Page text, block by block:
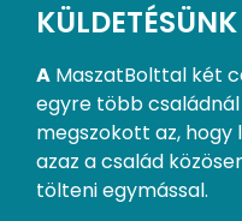
KÜLDETÉSÜNK
A MaszatBolttal két
egyre több
megszokott az, hogy
azaz a család
tölteni egymással.